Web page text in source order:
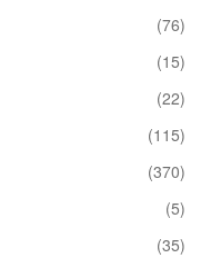
(76)
(15)
(22)
(115)
(370)
(5)
(35)